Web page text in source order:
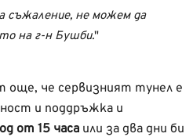
съжаление, не можем да
на г-н Бушби.
че сервизният тунел е
и поддръжка и
от 15 часа или за два дни би